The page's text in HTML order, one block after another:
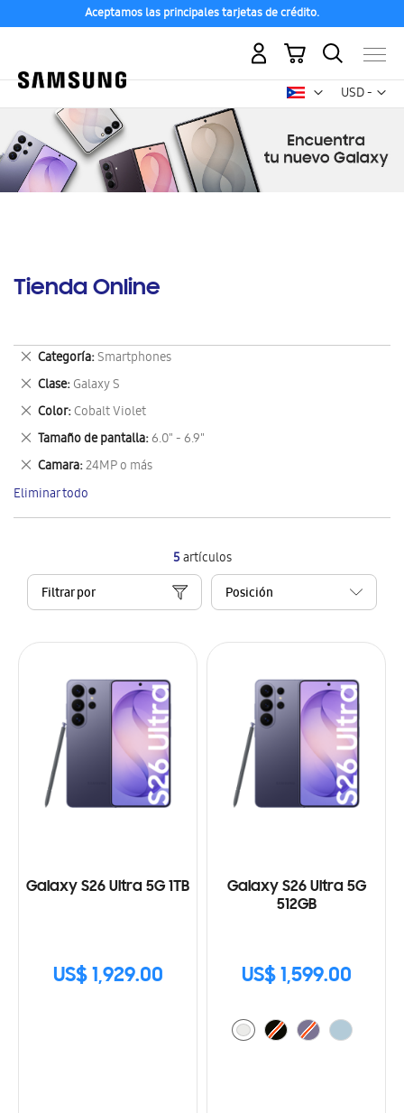
Aceptamos las principales tarjetas de crédito.
USD -
dólar
Mi carrito
Tienda Online
5artículos
Filtrar por
Galaxy S26 Ultra 5G 1TB
US$ 1,929.00
Galaxy S26 Ultra 5G
512GB
US$ 1,599.00
Categoría Smartphones
Eliminar
este
artículo
Clase Galaxy S
Eliminar
este
artículo
Color Cobalt Violet
Eliminar
este
artículo
Tamaño de pantalla 6.0" - 6.9"
Eliminar
este
artículo
Camara 24MP o más
Eliminar
este
artículo
Eliminar todo